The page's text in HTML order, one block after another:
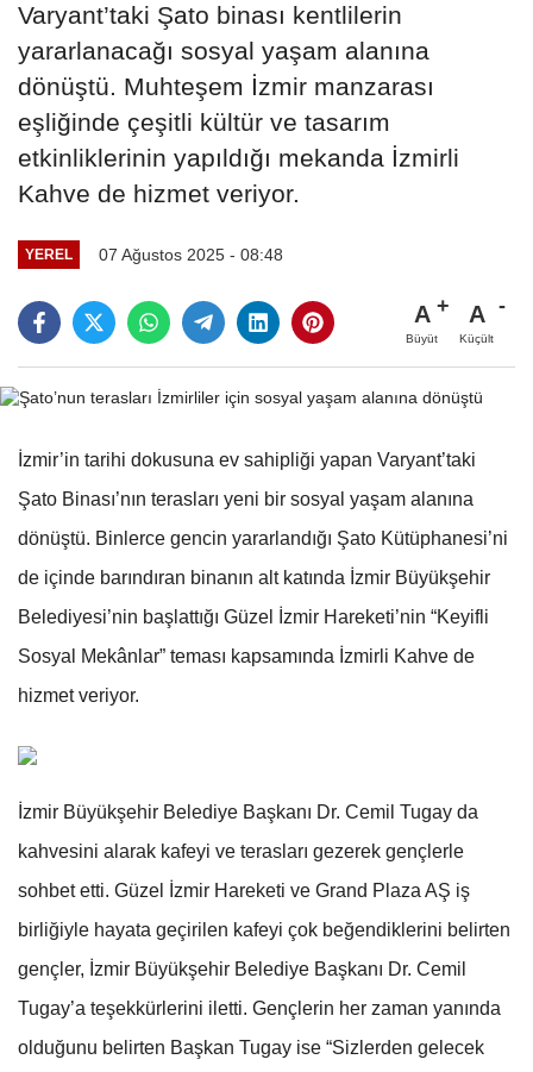
Varyant’taki Şato binası kentlilerin
yararlanacağı sosyal yaşam alanına
dönüştü. Muhteşem İzmir manzarası
eşliğinde çeşitli kültür ve tasarım
etkinliklerinin yapıldığı mekanda İzmirli
Kahve de hizmet veriyor.
YEREL 07 Ağustos 2025 - 08:48
A
Büyüt
A
Küçült
İzmir’in tarihi dokusuna ev sahipliği yapan Varyant’taki
Şato Binası’nın terasları yeni bir sosyal yaşam alanına
dönüştü. Binlerce gencin yararlandığı Şato Kütüphanesi’ni
de içinde barındıran binanın alt katında İzmir Büyükşehir
Belediyesi’nin başlattığı Güzel İzmir Hareketi’nin “Keyifli
Sosyal Mekânlar” teması kapsamında İzmirli Kahve de
hizmet veriyor.
İzmir Büyükşehir Belediye Başkanı Dr. Cemil Tugay da
kahvesini alarak kafeyi ve terasları gezerek gençlerle
sohbet etti. Güzel İzmir Hareketi ve Grand Plaza AŞ iş
birliğiyle hayata geçirilen kafeyi çok beğendiklerini belirten
gençler, İzmir Büyükşehir Belediye Başkanı Dr. Cemil
Tugay’a teşekkürlerini iletti. Gençlerin her zaman yanında
olduğunu belirten Başkan Tugay ise “Sizlerden gelecek